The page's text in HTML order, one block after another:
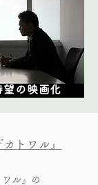
望の映画化
トワル』
ル』の